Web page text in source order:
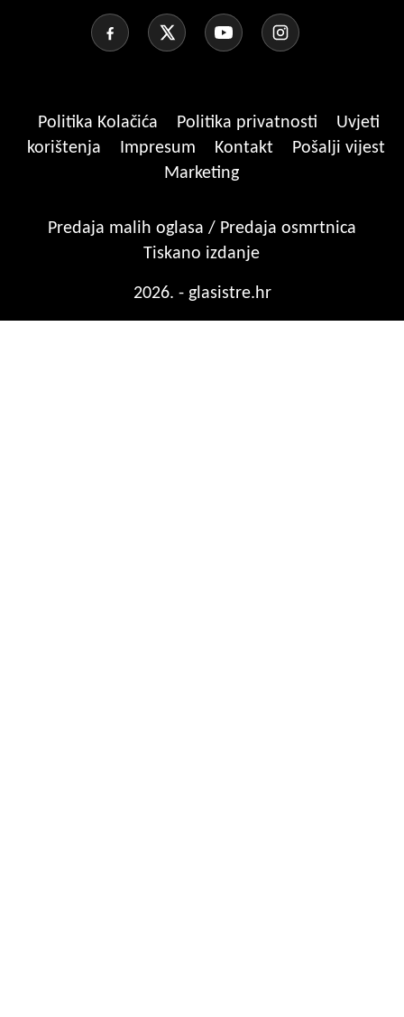
Politika Kolačića Politika privatnosti
Uvjeti
korištenja
Impresum Kontakt
Pošalji vijest
Marketing
Predaja malih oglasa / Predaja osmrtnica
Tiskano izdanje
2026. - glasistre.hr